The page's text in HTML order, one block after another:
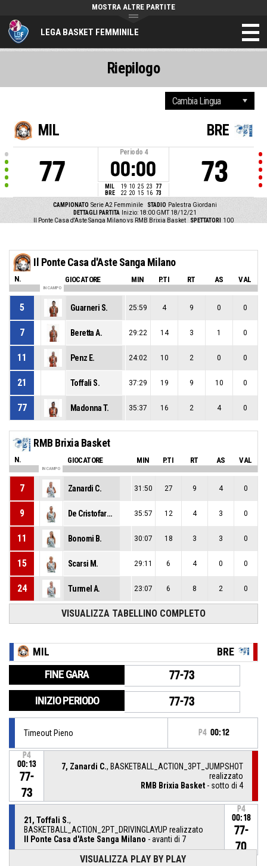
LEGA BASKET FEMMINILE
MOSTRA ALTRE PARTITE
MIL
77
Periodo 4
00:00
MIL 19 10 25 23
77
BRE
22 20 15 16 73
BRE
73
CAMPIONATO Serie A2 Femminile STADIO Palestra Giordani
DETTAGLI PARTITA
Inizio: 18:00 GMT 18/12/21
Il Ponte Casa d'Aste Sanga Milano vs RMB Brixia Basket
SPETTATORI 100
Riepilogo
Il Ponte Casa d'Aste Sanga Milano
N. GIOCATORE MIN P.TI RT AS VAL
IN CAMPO
5 Guarneri S. 25:59 4 9 0 0
7 Beretta A. 29:22 14 3 1 0
11 Penz E. 24:02 10 2 0 0
21 Toffali S. 37:29 19 9 10 0
77 Madonna T. 35:37 16 2 4 0
RMB Brixia Basket
N. GIOCATORE MIN P.TI RT AS VAL
IN CAMPO
7 Zanardi C. 31:50 27 9 4 0
9 De Cristofaro G. 35:57 12 4 3 0
11 Bonomi B. 30:07 18 3 3 0
15 Scarsi M. 29:11 6 4 0 0
24 Turmel A. 23:07 6 8 2 0
VISUALIZZA TABELLINO COMPLETO
MIL BRE
FINE GARA 77-73
INIZIO PERIODO 77-73
Timeout Pieno P4 00:12
P4
00:13
77-
73
7, Zanardi C., BASKETBALL_ACTION_3PT_JUMPSHOT
realizzato
RMB Brixia Basket - sotto di 4
21, Toffali S.,
BASKETBALL_ACTION_2PT_DRIVINGLAYUP realizzato
Il Ponte Casa d'Aste Sanga Milano - avanti di 7
P4
00:18
77-
70
VISUALIZZA PLAY BY PLAY